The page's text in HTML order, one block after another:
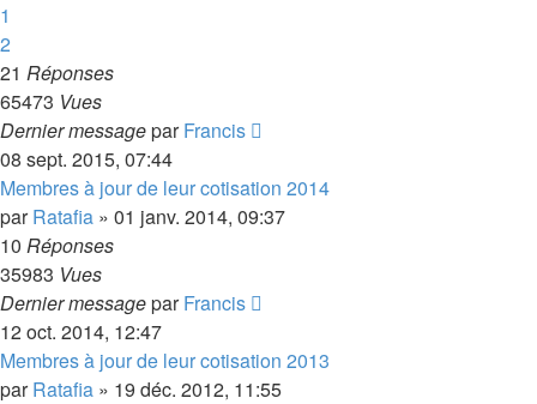
1
2
21 Réponses
65473 Vues
Dernier messageparFrancis
08 sept. 2015, 07:44
Membres à jour de leur cotisation 2014
parRatafia » 01 janv. 2014, 09:37
10 Réponses
35983 Vues
Dernier messageparFrancis
12 oct. 2014, 12:47
Membres à jour de leur cotisation 2013
parRatafia » 19 déc. 2012, 11:55